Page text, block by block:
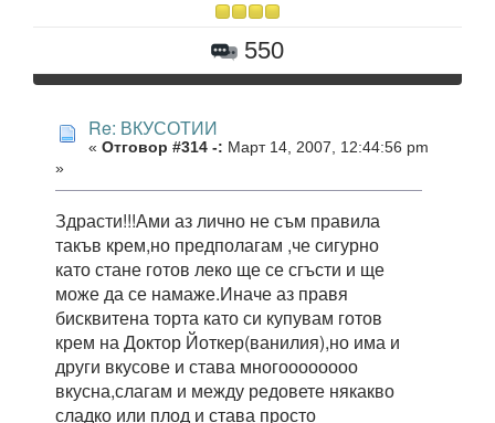
550
Re: ВКУСОТИИ
« Отговор #314 -: Март 14, 2007, 12:44:56 pm
»
Здрасти!!!Ами аз лично не съм правила
такъв крем,но предполагам ,че сигурно
като стане готов леко ще се сгъсти и ще
може да се намаже.Иначе аз правя
бисквитена торта като си купувам готов
крем на Доктор Йоткер(ванилия),но има и
други вкусове и става многоооооооо
вкусна,слагам и между редовете някакво
сладко или плод и става просто